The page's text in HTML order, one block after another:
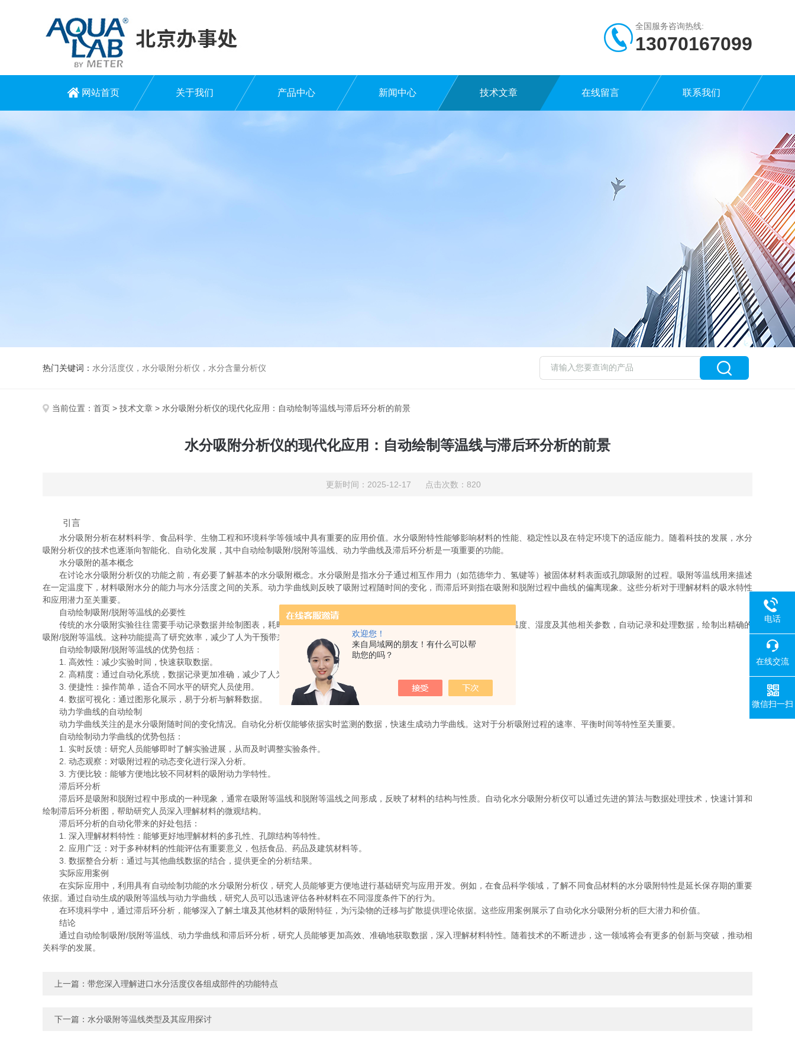
欢迎您！
来自局域网的朋友！有什么可以帮
助您的吗？
全国服务咨询热线:
13070167099
网站首页 关于我们 产品中心 新闻中心 技术文章 在线留言 联系我们
热门关键词： 水分活度仪，水分吸附分析仪，水分含量分析仪
当前位置： 首页 > 技术文章 > 水分吸附分析仪的现代化应用：自动绘制等温线与滞后环分析的前景
水分吸附分析仪的现代化应用：自动绘制等温线与滞后环分析的前景
更新时间：2025-12-17 点击次数：820
引言
水分吸附分析在材料科学、食品科学、生物工程和环境科学等领域中具有重要的应用价值。水分吸附特性能够影响材料的性能、稳定性以及在特定环境下的适应能力。随着科技的发展，水分
吸附分析仪的技术也逐渐向智能化、自动化发展，其中自动绘制吸附/脱附等温线、动力学曲线及滞后环分析是一项重要的功能。
水分吸附的基本概念
在讨论水分吸附分析仪的功能之前，有必要了解基本的水分吸附概念。水分吸附是指水分子通过相互作用力（如范德华力、氢键等）被固体材料表面或孔隙吸附的过程。吸附等温线用来描述
在一定温度下，材料吸附水分的能力与水分活度之间的关系。动力学曲线则反映了吸附过程随时间的变化，而滞后环则指在吸附和脱附过程中曲线的偏离现象。这些分析对于理解材料的吸水特性
和应用潜力至关重要。
自动绘制吸附/脱附等温线的必要性
传统的水分吸附实验往往需要手动记录数据并绘制图表，耗时且易出错。自动化水分吸附分析仪能够实时监测实验过程中的温度、湿度及其他相关参数，自动记录和处理数据，绘制出精确的
吸附/脱附等温线。这种功能提高了研究效率，减少了人为干预带来的误差。
自动绘制吸附/脱附等温线的优势包括：
1. 高效性：减少实验时间，快速获取数据。
2. 高精度：通过自动化系统，数据记录更加准确，减少了人为因素的干扰。
3. 便捷性：操作简单，适合不同水平的研究人员使用。
4. 数据可视化：通过图形化展示，易于分析与解释数据。
动力学曲线的自动绘制
动力学曲线关注的是水分吸附随时间的变化情况。自动化分析仪能够依据实时监测的数据，快速生成动力学曲线。这对于分析吸附过程的速率、平衡时间等特性至关重要。
自动绘制动力学曲线的优势包括：
1. 实时反馈：研究人员能够即时了解实验进展，从而及时调整实验条件。
2. 动态观察：对吸附过程的动态变化进行深入分析。
3. 方便比较：能够方便地比较不同材料的吸附动力学特性。
滞后环分析
滞后环是吸附和脱附过程中形成的一种现象，通常在吸附等温线和脱附等温线之间形成，反映了材料的结构与性质。自动化水分吸附分析仪可以通过先进的算法与数据处理技术，快速计算和
绘制滞后环分析图，帮助研究人员深入理解材料的微观结构。
滞后环分析的自动化带来的好处包括：
1. 深入理解材料特性：能够更好地理解材料的多孔性、孔隙结构等特性。
2. 应用广泛：对于多种材料的性能评估有重要意义，包括食品、药品及建筑材料等。
3. 数据整合分析：通过与其他曲线数据的结合，提供更全的分析结果。
实际应用案例
在实际应用中，利用具有自动绘制功能的水分吸附分析仪，研究人员能够更方便地进行基础研究与应用开发。例如，在食品科学领域，了解不同食品材料的水分吸附特性是延长保存期的重要
依据。通过自动生成的吸附等温线与动力学曲线，研究人员可以迅速评估各种材料在不同湿度条件下的行为。
在环境科学中，通过滞后环分析，能够深入了解土壤及其他材料的吸附特征，为污染物的迁移与扩散提供理论依据。这些应用案例展示了自动化水分吸附分析的巨大潜力和价值。
结论
通过自动绘制吸附/脱附等温线、动力学曲线和滞后环分析，研究人员能够更加高效、准确地获取数据，深入理解材料特性。随着技术的不断进步，这一领域将会有更多的创新与突破，推动相
关科学的发展。
上一篇： 带您深入理解进口水分活度仪各组成部件的功能特点
下一篇： 水分吸附等温线类型及其应用探讨
电话
在线交流
微信扫一扫